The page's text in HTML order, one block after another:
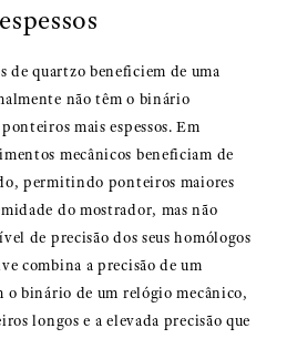
espessos
de quartzo beneficiem de uma
não têm o binário
mais espessos. Em
mecânicos beneficiam de
permitindo ponteiros maiores
do mostrador, mas não
de precisão dos seus homólogos
combina a precisão de um
o binário de um relógio mecânico,
longos e a elevada precisão que